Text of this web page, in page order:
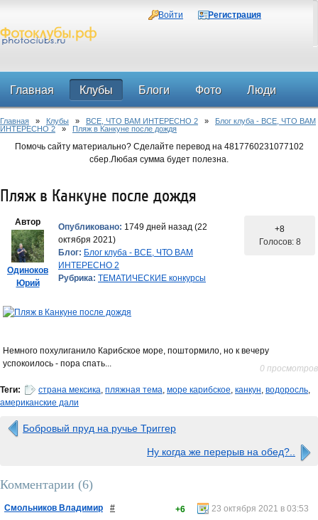
Войти Регистрация
Главная Клубы Блоги Фото Люди
Форум
Главная » Клубы » ВСЕ, ЧТО ВАМ ИНТЕРЕСНО 2 » Блог клуба - ВСЕ, ЧТО ВАМ
ИНТЕРЕСНО 2 » Пляж в Канкуне после дождя
Помочь сайту материально? Сделайте перевод на 4817760231077102
сбер.Любая сумма будет полезна.
Пляж в Канкуне после дождя
Автор
Одиноков
Юрий
Опубликовано: 1749 дней назад (22
октября 2021)
Блог: Блог клуба - ВСЕ, ЧТО ВАМ
ИНТЕРЕСНО 2
Рубрика: ТЕМАТИЧЕСКИЕ конкурсы
+8
Голосов: 8
Немного похулиганило Карибское море, поштормило, но к вечеру
успокоилось - пора спать...
0 просмотров
Теги: страна мексика, пляжная тема, море карибское, канкун, водоросль,
американские дали
Бобровый пруд на ручье Триггер
Ну когда же перерыв на обед?..
Комментарии (6)
Смольников Владимир # 23 октября 2021 в 03:53
+6